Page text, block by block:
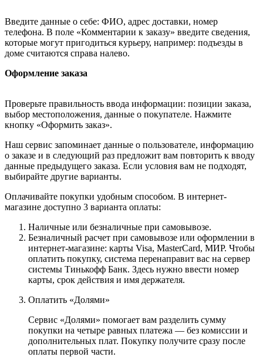
Введите данные о себе: ФИО, адрес доставки, номер
телефона. В поле «Комментарии к заказу» введите сведения,
которые могут пригодиться курьеру, например: подъезды в
доме считаются справа налево.
Оформление заказа
Проверьте правильность ввода информации: позиции заказа,
выбор местоположения, данные о покупателе. Нажмите
кнопку «Оформить заказ».
Наш сервис запоминает данные о пользователе, информацию
о заказе и в следующий раз предложит вам повторить к вводу
данные предыдущего заказа. Если условия вам не подходят,
выбирайте другие варианты.
Оплачивайте покупки удобным способом. В интернет-
магазине доступно 3 варианта оплаты:
Наличные или безналичные при самовывозе.
Безналичный расчет при самовывозе или оформлении в
интернет-магазине: карты Visa, MasterCard, МИР. Чтобы
оплатить покупку, система перенаправит вас на сервер
системы Тинькофф Банк. Здесь нужно ввести номер
карты, срок действия и имя держателя.
Оплатить «Долями»
Сервис «Долями» помогает вам разделить сумму
покупки на четыре равных платежа — без комиссии и
дополнительных плат. Покупку получите сразу после
оплаты первой части.